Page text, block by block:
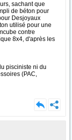
sachant que
de béton pour
Desjoyaux
utilisé pour une
contre
8x4, d'après les
pisciniste ni du
(PAC,